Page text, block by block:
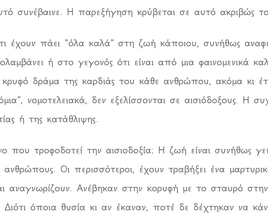
συνέβαινε. Η παρεξήγηση κρύβεται σε αυτό ακριβώς
έχουν πάει “όλα καλά” στη ζωή κάποιου, συνήθως
ή στο γεγονός ότι είναι από μια φαινομενικά
δράμα της καρδιάς του κάθε ανθρώπου, ακόμα κι
νομοτελειακά, δεν εξελίσσονται σε αισιόδοξους. Η
ή της κατάθλιψης.
που τροφοδοτεί την αισιοδοξία; Η ζωή είναι συνήθως
ανθρώπους. Οι περισσότεροι, έχουν τραβήξει ένα
αναγνωρίζουν. Ανέβηκαν στην κορυφή με το σταυρό
Διότι όποια θυσία κι αν έκαναν, ποτέ δε δέχτηκαν να